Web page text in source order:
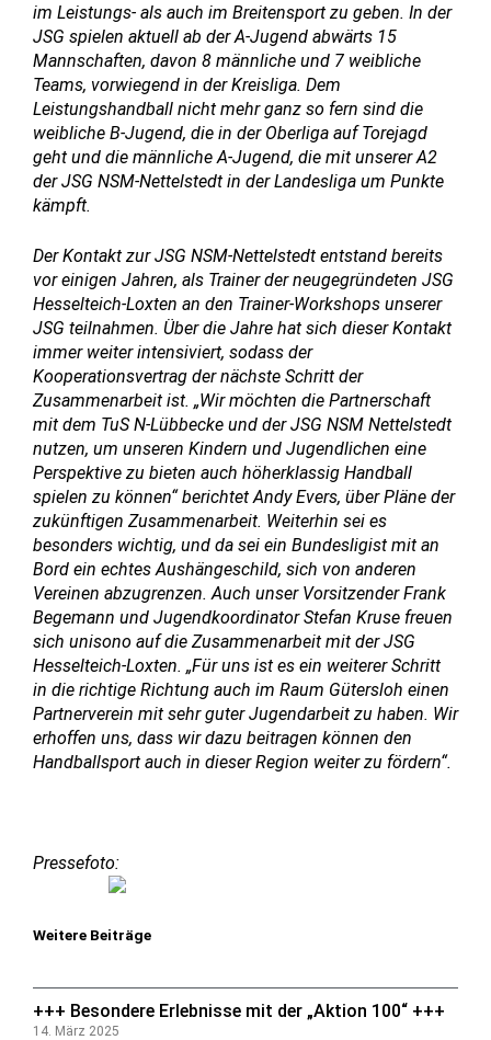
Weitere Beiträge
+++ Besondere Erlebnisse mit der „Aktion 100“ +++
14. März 2025
im Leistungs- als auch im Breitensport zu geben. In der
JSG spielen aktuell ab der A-Jugend abwärts 15
Mannschaften, davon 8 männliche und 7 weibliche
Teams, vorwiegend in der Kreisliga. Dem
Leistungshandball nicht mehr ganz so fern sind die
weibliche B-Jugend, die in der Oberliga auf Torejagd
geht und die männliche A-Jugend, die mit unserer A2
der JSG NSM-Nettelstedt in der Landesliga um Punkte
kämpft.
Der Kontakt zur JSG NSM-Nettelstedt entstand bereits
vor einigen Jahren, als Trainer der neugegründeten JSG
Hesselteich-Loxten an den Trainer-Workshops unserer
JSG teilnahmen. Über die Jahre hat sich dieser Kontakt
immer weiter intensiviert, sodass der
Kooperationsvertrag der nächste Schritt der
Zusammenarbeit ist. „Wir möchten die Partnerschaft
mit dem TuS N-Lübbecke und der JSG NSM Nettelstedt
nutzen, um unseren Kindern und Jugendlichen eine
Perspektive zu bieten auch höherklassig Handball
spielen zu können“ berichtet Andy Evers, über Pläne der
zukünftigen Zusammenarbeit. Weiterhin sei es
besonders wichtig, und da sei ein Bundesligist mit an
Bord ein echtes Aushängeschild, sich von anderen
Vereinen abzugrenzen. Auch unser Vorsitzender Frank
Begemann und Jugendkoordinator Stefan Kruse freuen
sich unisono auf die Zusammenarbeit mit der JSG
Hesselteich-Loxten. „Für uns ist es ein weiterer Schritt
in die richtige Richtung auch im Raum Gütersloh einen
Partnerverein mit sehr guter Jugendarbeit zu haben. Wir
erhoffen uns, dass wir dazu beitragen können den
Handballsport auch in dieser Region weiter zu fördern“.
Pressefoto: